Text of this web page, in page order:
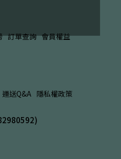
訂單查詢 會員權益
運送Q&A 隱私權政策